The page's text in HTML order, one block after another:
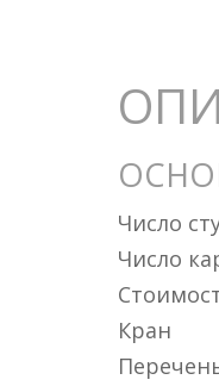
Число
Число
Кран